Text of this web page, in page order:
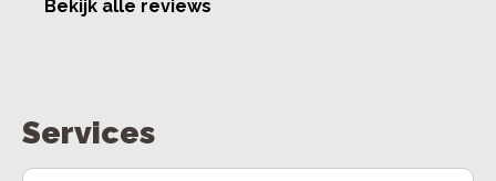
maken beurt van de monteurs de
Bekijk alle reviews
Services